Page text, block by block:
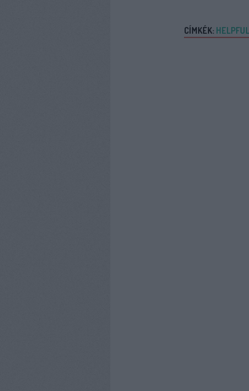
CÍMKÉK: